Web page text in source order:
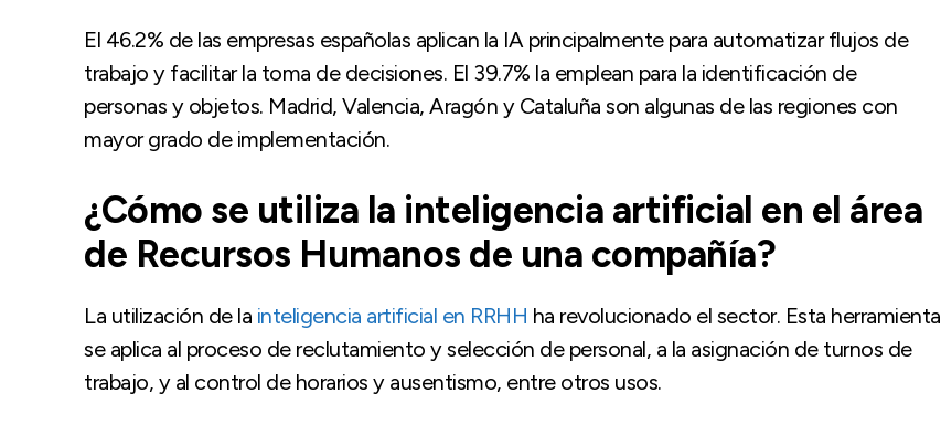
El 46.2% de las empresas españolas aplican la IA principalmente para automatizar flujos de
trabajo y facilitar la toma de decisiones. El 39.7% la emplean para la identificación de
personas y objetos. Madrid, Valencia, Aragón y Cataluña son algunas de las regiones con
mayor grado de implementación.
¿Cómo se utiliza la inteligencia artificial en el área
de Recursos Humanos de una compañía?
La utilización de la inteligencia artificial en RRHH ha revolucionado el sector. Esta herramienta
se aplica al proceso de reclutamiento y selección de personal, a la asignación de turnos de
trabajo, y al control de horarios y ausentismo, entre otros usos.